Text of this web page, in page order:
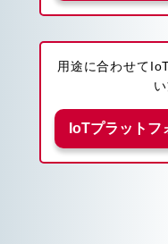
用途に合わせて
IoTプラット